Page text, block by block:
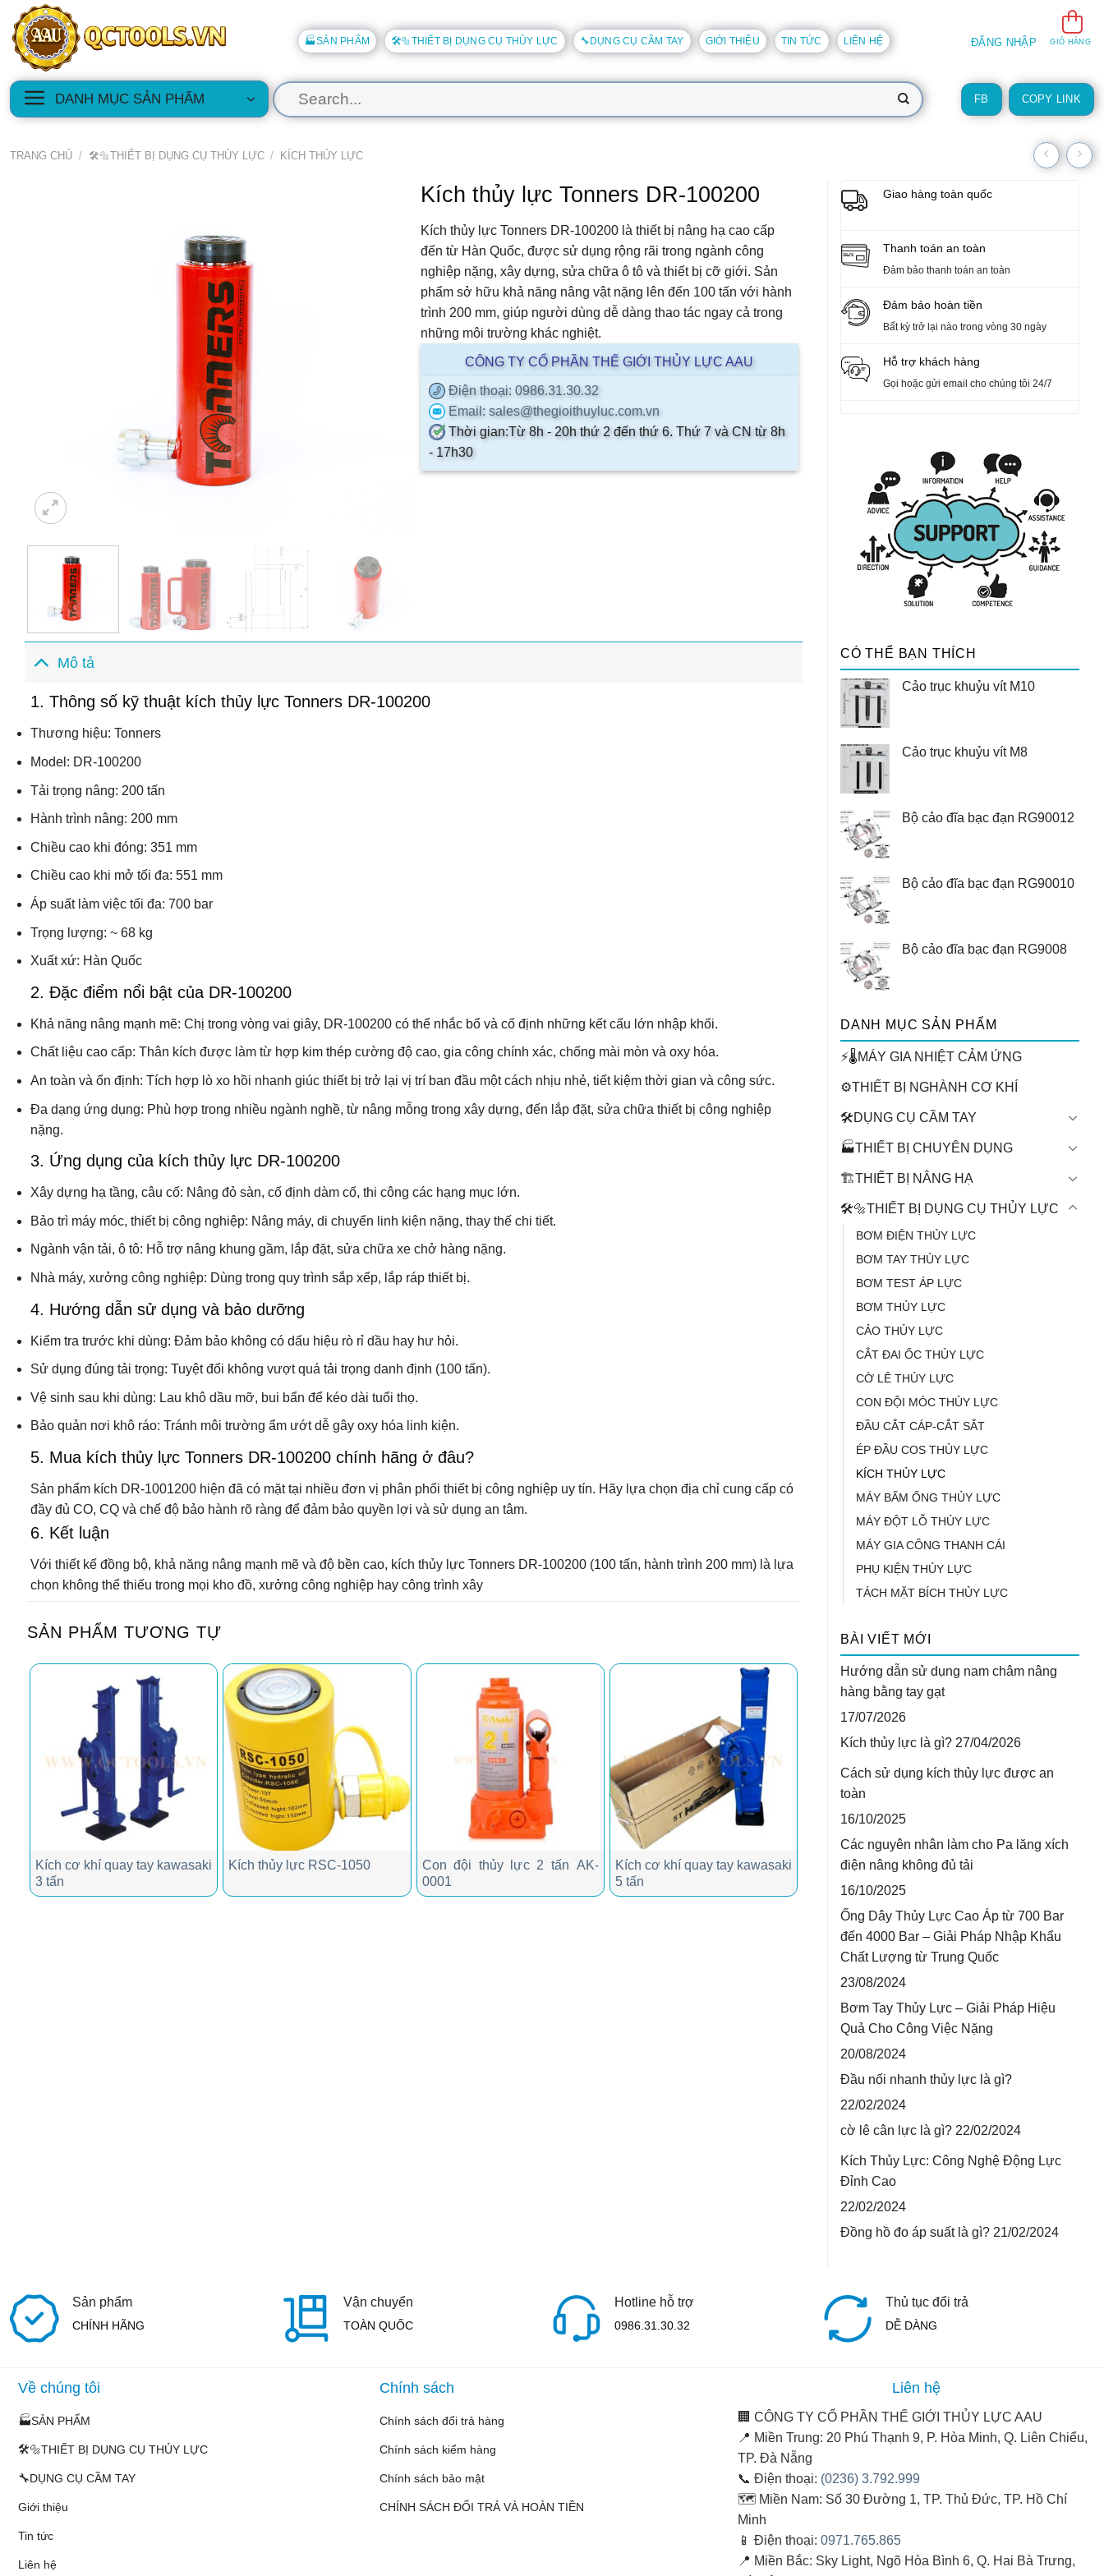
Skip
content
🏭SẢN PHẨM 🛠️🔩THIẾT BỊ DỤNG CỤ THỦY LỰC 🔧DỤNG CỤ CẦM TAY GIỚI THIỆU TIN TỨC LIÊN HỆ ĐĂNG NHẬP GIỎ HÀNG
DANH MỤC SẢN PHẨM
kiếm:
FB COPY LINK
TRANG CHỦ / 🛠️🔩THIẾT BỊ DỤNG CỤ THỦY LỰC / KÍCH THỦY LỰC
Giao hàng toàn quốc
Thanh toán an toàn
Đảm bảo thanh toán an toàn
Đảm bảo hoàn tiền
Bất kỳ trở lại nào trong vòng 30 ngày
Hỗ trợ khách hàng
Gọi hoặc gửi email cho chúng tôi 24/7
CÓ THỂ BẠN THÍCH
Cảo trục khuỷu vít M10
Cảo trục khuỷu vít M8
Bộ cảo đĩa bạc đạn RG90012
Bộ cảo đĩa bạc đạn RG90010
Bộ cảo đĩa bạc đạn RG9008
DANH MỤC SẢN PHẨM
⚡🌡️MÁY GIA NHIỆT CẢM ỨNG
⚙️THIẾT BỊ NGHÀNH CƠ KHÍ
🛠️DỤNG CỤ CẦM TAY
🏭THIẾT BỊ CHUYÊN DỤNG
🏗️THIẾT BỊ NÂNG HẠ
🛠️🔩THIẾT BỊ DỤNG CỤ THỦY LỰC
BƠM ĐIỆN THỦY LỰC
BƠM TAY THỦY LỰC
BƠM TEST ÁP LỰC
BƠM THỦY LỰC
CẢO THỦY LỰC
CẮT ĐAI ỐC THỦY LỰC
CỜ LÊ THỦY LỰC
CON ĐỘI MÓC THỦY LỰC
ĐẦU CẮT CÁP-CẮT SẮT
ÉP ĐẦU COS THỦY LỰC
KÍCH THỦY LỰC
MÁY BẤM ỐNG THỦY LỰC
MÁY ĐỘT LỖ THỦY LỰC
MÁY GIA CÔNG THANH CÁI
PHỤ KIỆN THỦY LỰC
TÁCH MẶT BÍCH THỦY LỰC
BÀI VIẾT MỚI
Hướng dẫn sử dụng nam châm nâng
hàng bằng tay gạt
17/07/2026
Kích thủy lực là gì? 27/04/2026
Cách sử dụng kích thủy lực được an
toàn
16/10/2025
Các nguyên nhân làm cho Pa lăng xích
điện nâng không đủ tải
16/10/2025
Ống Dây Thủy Lực Cao Áp từ 700 Bar
đến 4000 Bar – Giải Pháp Nhập Khẩu
Chất Lượng từ Trung Quốc
23/08/2024
Bơm Tay Thủy Lực – Giải Pháp Hiệu
Quả Cho Công Việc Nặng
20/08/2024
Đầu nối nhanh thủy lực là gì?
22/02/2024
cờ lê cân lực là gì? 22/02/2024
Kích Thủy Lực: Công Nghệ Động Lực
Đỉnh Cao
22/02/2024
Đồng hồ đo áp suất là gì? 21/02/2024
Kích thủy lực Tonners DR-100200
Kích thủy lực Tonners DR-100200là thiết bị nâng hạ cao cấp
đến từ Hàn Quốc, được sử dụng rộng rãi trong ngành công
nghiệp nặng, xây dựng, sửa chữa ô tô và thiết bị cỡ giới. Sản
phẩm sở hữu khả năng nâng vật nặng lên đến 100 tấn với hành
trình 200 mm, giúp người dùng dễ dàng thao tác ngay cả trong
những môi trường khác nghiệt.
CÔNG TY CỔ PHẦN THẾ GIỚI THỦY LỰC AAU
Điện thoại: 0986.31.30.32
Email : sales@thegioithuyluc.com.vn
Thời gian:Từ 8h - 20h thứ 2 đến thứ 6. Thứ 7 và CN từ 8h
- 17h30
Mô tả
1. Thông số kỹ thuật kích thủy lực Tonners DR-100200
Thương hiệu: Tonners
Model: DR-100200
Tải trọng nâng: 200 tấn
Hành trình nâng: 200 mm
Chiều cao khi đóng: 351 mm
Chiều cao khi mở tối đa: 551 mm
Áp suất làm việc tối đa: 700 bar
Trọng lượng: ~ 68 kg
Xuất xứ: Hàn Quốc
2. Đặc điểm nổi bật của DR-100200
Khả năng nâng mạnh mẽ: Chị trong vòng vai giây, DR-100200 có thể nhắc bổ và cố định những kết cấu lớn nhập khối.
Chất liệu cao cấp: Thân kích được làm từ hợp kim thép cường độ cao, gia công chính xác, chống mài mòn và oxy hóa.
An toàn và ổn định: Tích hợp lò xo hồi nhanh giúc thiết bị trở lại vị trí ban đầu một cách nhịu nhẻ, tiết kiệm thời gian và công sức.
Đa dạng ứng dụng: Phù hợp trong nhiều ngành nghề, từ nâng mỗng trong xây dựng, đến lắp đặt, sửa chữa thiết bị công nghiệp
nặng.
3. Ứng dụng của kích thủy lực DR-100200
Xây dựng hạ tầng, câu cố: Nâng đỏ sàn, cố định dàm cố, thi công các hạng mục lớn.
Bảo trì máy móc, thiết bị công nghiệp: Nâng máy, di chuyển linh kiện nặng, thay thế chi tiết.
Ngành vận tải, ô tô: Hỗ trợ nâng khung gầm, lắp đặt, sửa chữa xe chở hàng nặng.
Nhà máy, xưởng công nghiệp: Dùng trong quy trình sắp xếp, lắp ráp thiết bị.
4. Hướng dẫn sử dụng và bảo dưỡng
Kiểm tra trước khi dùng: Đảm bảo không có dấu hiệu rò rỉ dầu hay hư hỏi.
Sử dụng đúng tải trọng: Tuyệt đối không vượt quá tải trọng danh định (100 tấn).
Vệ sinh sau khi dùng: Lau khô dầu mỡ, bui bẩn để kéo dài tuổi thọ.
Bảo quản nơi khô ráo: Tránh môi trường ẩm ướt dễ gây oxy hóa linh kiện.
5. Mua kích thủy lực Tonners DR-100200 chính hãng ở đâu?
Sản phẩm kích DR-1001200 hiện đã có mặt tại nhiều đơn vị phân phối thiết bị công nghiệp uy tín. Hãy lựa chọn địa chỉ cung cấp có
đầy đủ CO, CQ và chế độ bảo hành rõ ràng để đảm bảo quyền lợi và sử dụng an tâm.
6. Kết luận
Với thiết kế đồng bộ, khả năng nâng mạnh mẽ và độ bền cao, kích thủy lực Tonners DR-100200 (100 tấn, hành trình 200 mm) là lựa
chọn không thể thiếu trong mọi kho đồ, xưởng công nghiệp hay công trình xây
SẢN PHẨM TƯƠNG TỰ
Kích cơ khí quay tay kawasaki
3 tấn
Kích thủy lực RSC-1050
Con đội thủy lực 2 tấn AK-
0001
Kích cơ khí quay tay kawasaki
5 tấn
Sản phẩm
CHÍNH HÃNG
Vận chuyển
TOÀN QUỐC
Hotline hỗ trợ
0986.31.30.32
Thủ tục đổi trả
DỄ DÀNG
Về chúng tôi
🏭SẢN PHẨM
🛠️🔩THIẾT BỊ DỤNG CỤ THỦY LỰC
🔧DỤNG CỤ CẦM TAY
Giới thiệu
Tin tức
Liên hệ
Chính sách
Chính sách đổi trả hàng
Chính sách kiểm hàng
Chính sách bảo mật
CHÍNH SÁCH ĐỔI TRẢ VÀ HOÀN TIỀN
Liên hệ
🏢 CÔNG TY CỔ PHẦN THẾ GIỚI THỦY LỰC AAU
📍 Miền Trung: 20 Phú Thạnh 9, P. Hòa Minh, Q. Liên Chiểu,
TP. Đà Nẵng
📞 Điện thoại: (0236) 3.792.999
🗺️ Miền Nam: Số 30 Đường 1, TP. Thủ Đức, TP. Hồ Chí
Minh
📱 Điện thoại: 0971.765.865
📍 Miền Bắc: Sky Light, Ngõ Hòa Bình 6, Q. Hai Bà Trưng,